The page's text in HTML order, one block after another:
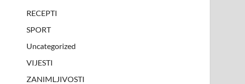
RECEPTI
SPORT
Uncategorized
VIJESTI
ZANIMLJIVOSTI